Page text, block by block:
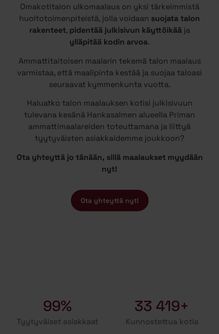
Omakotitalon ulkomaalaus on yksi tärkeimmistä
huoltotoimenpiteistä, jolla voidaan suojata talon
rakenteet, pidentää julkisivun käyttöikääja
ylläpitää kodin arvoa.
Ammattitaitoisen maalarin tekemä talon maalaus
varmistaa, että maalipinta kestää ja suojaa taloasi
seuraavat kymmenkunta vuotta.
Haluatko talon maalauksen kotisi julkisivuun
tulevana kesänä Hankasalmen alueella Priman
ammattimaalareiden toteuttamana ja liittyä
tyytyväisten asiakkaidemme joukkoon?
Ota yhteyttä jo tänään, sillä maalaukset myydään
nyt!
Ota yhteyttä nyt!
99%
Tyytyväiset asiakkaat
33 419+
Kunnostettua kotia